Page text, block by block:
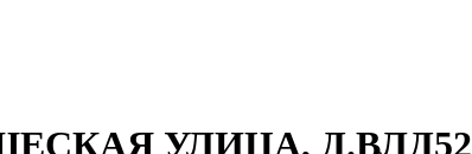
УЛИЦА, Д.ВЛД52